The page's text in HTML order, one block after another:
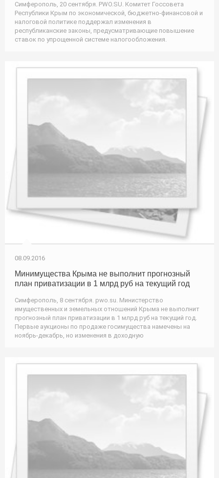
Симферополь, 20 сентября. PWO.SU. Комитет Госсовета
Республики Крым по экономической, бюджетно-финансовой и
налоговой политике поддержал изменения в
республиканские законы, предусматривающие повышение
ставок по упрощенной системе налогообложения.
08.09.2016
Минимущества Крыма не выполнит прогнозный
план приватизации в 1 млрд руб на текущий год
Симферополь, 8 сентября. pwo.su. Министерство
имущественных и земельных отношений Крыма не выполнит
прогнозный план приватизации в 1 млрд руб на текущий год.
Первые аукционы по продаже госимущества намечены на
ноябрь-декабрь, но изменения в доходную